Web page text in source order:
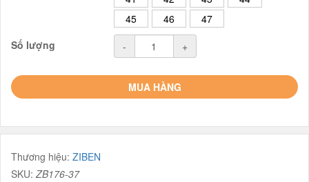
45
46
47
Số lượng
- +
MUA HÀNG
Thương hiệu: ZIBEN
SKU:ZB176-37